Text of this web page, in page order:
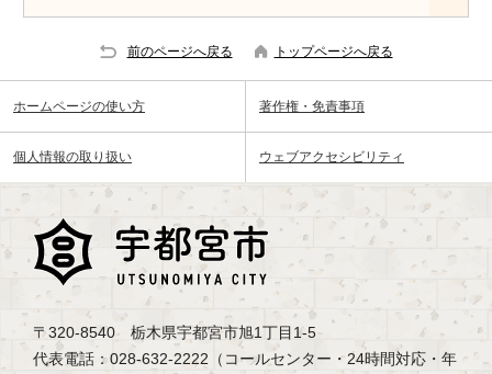
前のページへ戻る トップページへ戻る
ホームページの使い方 著作権・免責事項
個人情報の取り扱い ウェブアクセシビリティ
〒320-8540 栃木県宇都宮市旭1丁目1-5
代表電話：028-632-2222（コールセンター・24時間対応・年